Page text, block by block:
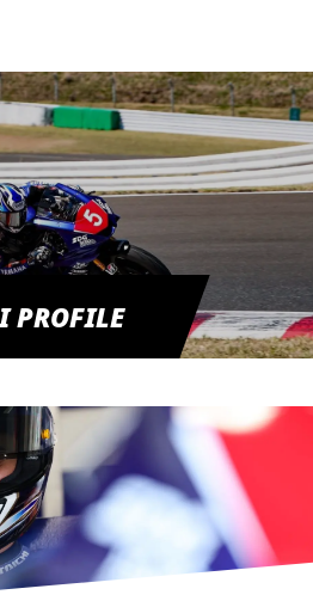
PROFILE